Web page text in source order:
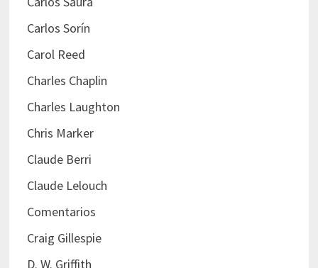
Carlos Sorín
Carol Reed
Charles Chaplin
Charles Laughton
Chris Marker
Claude Berri
Claude Lelouch
Comentarios
Craig Gillespie
D. W. Griffith